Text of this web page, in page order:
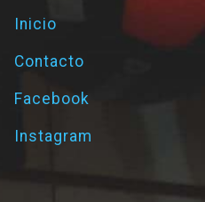
Inicio
Contacto
Facebook
Instagram